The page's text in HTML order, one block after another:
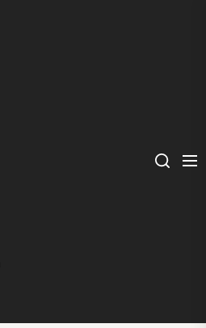
Search